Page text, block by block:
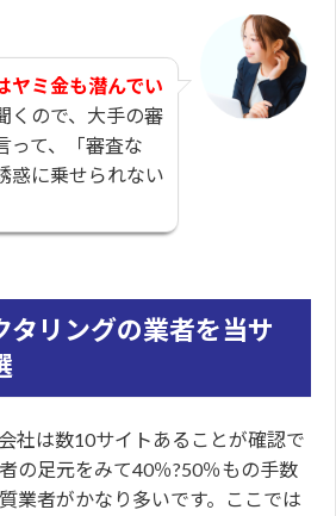
ヤミ金も潜んでい
くので、大手の審
って、「審査な
惑に乗せられない
タリングの業者を当サ
社は数10サイトあることが確認で
の足元をみて40％?50％もの手数
業者がかなり多いです。ここでは